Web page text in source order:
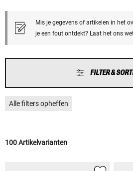
Mis je gegevens of artikelen in het
je een fout ontdekt? Laat het ons
FILTER &
Alle filters opheffen
100 Artikelvarianten